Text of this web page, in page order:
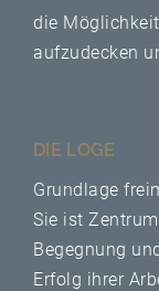
die
aufzudecken
DIE LOGE
Grundlage
Sie ist
Begegnung
Erfolg ihrer